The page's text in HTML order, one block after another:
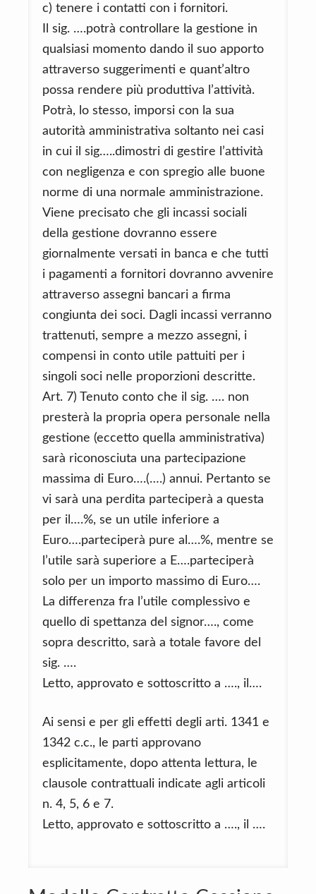
c) tenere i contatti con i fornitori.
Il sig. ….potrà controllare la gestione in
qualsiasi momento dando il suo apporto
attraverso suggerimenti e quant’altro
possa rendere più produttiva l’attività.
Potrà, lo stesso, imporsi con la sua
autorità amministrativa soltanto nei casi
in cui il sig…..dimostri di gestire l’attività
con negligenza e con spregio alle buone
norme di una normale amministrazione.
Viene precisato che gli incassi sociali
della gestione dovranno essere
giornalmente versati in banca e che tutti
i pagamenti a fornitori dovranno avvenire
attraverso assegni bancari a firma
congiunta dei soci. Dagli incassi verranno
trattenuti, sempre a mezzo assegni, i
compensi in conto utile pattuiti per i
singoli soci nelle proporzioni descritte.
Art. 7) Tenuto conto che il sig. …. non
presterà la propria opera personale nella
gestione (eccetto quella amministrativa)
sarà riconosciuta una partecipazione
massima di Euro….(….) annui. Pertanto se
vi sarà una perdita parteciperà a questa
per il….%, se un utile inferiore a
Euro….parteciperà pure al….%, mentre se
l’utile sarà superiore a E….parteciperà
solo per un importo massimo di Euro….
La differenza fra l’utile complessivo e
quello di spettanza del signor…., come
sopra descritto, sarà a totale favore del
sig. ….
Letto, approvato e sottoscritto a …., il….
Ai sensi e per gli effetti degli arti. 1341 e
1342 c.c., le parti approvano
esplicitamente, dopo attenta lettura, le
clausole contrattuali indicate agli articoli
n. 4, 5, 6 e 7.
Letto, approvato e sottoscritto a …., il ….